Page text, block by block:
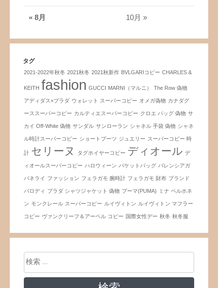
« 8月 10月 »
タグ
2021-2022年秋冬 2021秋冬 2021秋新作 BVLGARIコピー CHARLES &
KEITH fashion GUCCI MARNI（マルニ） The Row 偽物
アディダス×プラダ ウォレット スーパーコピー オメガ偽物 カナダグ
ーススーパーコピー カルティエスーパーコピー クロエ バッグ 偽物 サ
カイ Off-White 偽物 サンダル サンローラン シャネル 手袋 偽物 シャネ
ル時計スーパーコピー ショートブーツ ジュエリー スーパーコピー 時
計 セリーヌ タグホイヤーコピー ディオール デ
ィオールスーパーコピー ハロウィーン バケットバッグ バレンシアガ
パネライ ファッション フェラガモ 腕時計 フェラガモ 財布 ブランド
パロディ プラダ シャツジャケット 偽物 プーマ(PUMA) ミナ ペルホネ
ン モンクレール スーパーコピー ルイヴィトン ルイヴィトン マフラー
コピー ヴァンクリーフ＆アーペル コピー 国際女性デー 秋冬 秋冬服